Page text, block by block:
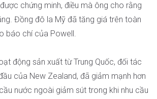
chứng minh, điều mà ông cho rằng
Đồng đô la Mỹ đã tăng giá trên toàn
báo chí của Powell.
động sản xuất từ Trung Quốc, đối tác
của New Zealand, đã giảm mạnh hơn
nước ngoài giảm sút trong khi nhu cầu